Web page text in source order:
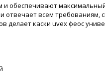
обеспечивают
отвечает всем
делает каски uvex феос